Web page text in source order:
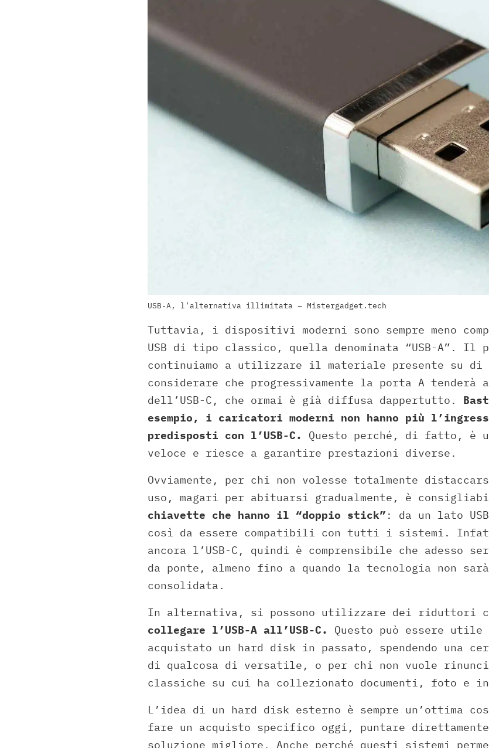
USB-A, l’alternativa illimitata – Mistergadget.tech
Tuttavia, i dispositivi moderni sono sempre meno
USB di tipo classico, quella denominata “USB-A”. Il
continuiamo a utilizzare il materiale presente su di
considerare che progressivamente la porta A tenderà
dell’USB-C, che ormai è già diffusa dappertutto.
esempio, i caricatori moderni non hanno più
predisposti con l’USB-C.
Questo perché, di fatto, è
veloce e riesce a garantire prestazioni diverse.
Ovviamente, per chi non volesse totalmente
uso, magari per abituarsi gradualmente, è
chiavette che hanno il “doppio stick” : da un lato
così da essere compatibili con tutti i sistemi.
ancora l’USB-C, quindi è comprensibile che adesso
da ponte, almeno fino a quando la tecnologia non
consolidata.
In alternativa, si possono utilizzare dei riduttori
collegare l’USB-A all’USB-C.
Questo può essere
acquistato un hard disk in passato, spendendo una
di qualcosa di versatile, o per chi non vuole
classiche su cui ha collezionato documenti, foto e
L’idea di un hard disk esterno è sempre un’ottima
fare un acquisto specifico oggi, puntare direttamente
soluzione migliore. Anche perché questi sistemi